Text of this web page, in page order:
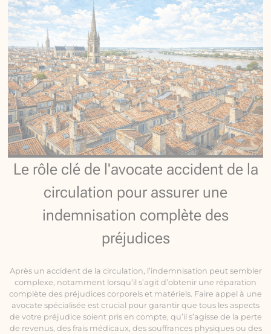
Le rôle clé de l'avocate accident de la
circulation pour assurer une
indemnisation complète des
préjudices
Après un accident de la circulation, l’indemnisation peut sembler
complexe, notamment lorsqu’il s’agit d’obtenir une réparation
complète des préjudices corporels et matériels. Faire appel à une
avocate spécialisée est crucial pour garantir que tous les aspects
de votre préjudice soient pris en compte, qu’il s’agisse de la perte
de revenus, des frais médicaux, des souffrances physiques ou des